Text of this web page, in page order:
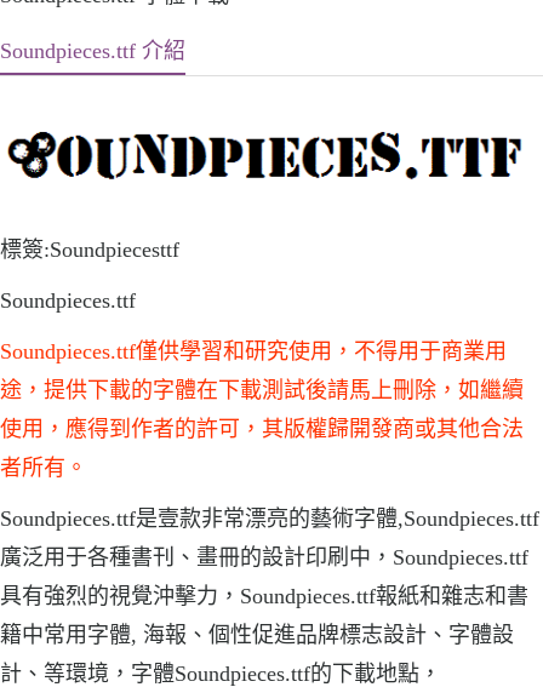
Soundpieces.ttf 介紹
標簽:Soundpiecesttf
Soundpieces.ttf
Soundpieces.ttf僅供學習和研究使用，不得用于商業用
途，提供下載的字體在下載測試後請馬上刪除，如繼續
使用，應得到作者的許可，其版權歸開發商或其他合法
者所有。
Soundpieces.ttf是壹款非常漂亮的藝術字體,Soundpieces.ttf
廣泛用于各種書刊、畫冊的設計印刷中，Soundpieces.ttf
具有強烈的視覺沖擊力，Soundpieces.ttf報紙和雜志和書
籍中常用字體, 海報、個性促進品牌標志設計、字體設
計、等環境，字體Soundpieces.ttf的下載地點，